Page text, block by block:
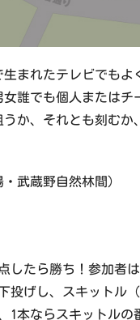
まれたテレビでも
誰でも個人またはチ
うか、それとも刻む
武蔵野自然林間）
したら勝ち！参加者
投げし、スキットル
1本ならスキットル